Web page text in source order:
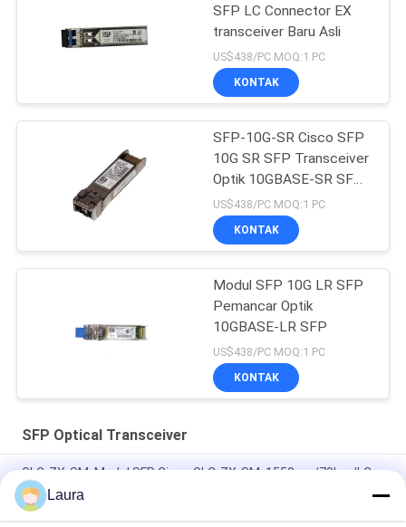
SFP LC Connector EX
transceiver Baru Asli
US$438/PC MOQ:1 PC
KONTAK
SFP-10G-SR Cisco SFP
10G SR SFP Transceiver
Optik 10GBASE-SR SFP
Modul
US$438/PC MOQ:1 PC
KONTAK
Modul SFP 10G LR SFP
Pemancar Optik
10GBASE-LR SFP
US$438/PC MOQ:1 PC
KONTAK
SFP Optical Transceiver
GLC-ZX-SM, Modul SFP Cisco GLC-ZX-SM, 1550nm/70km/LC
SFP-10G-SR, Pemancar Cisco SFP+, 10Gbps/850nm
Laura